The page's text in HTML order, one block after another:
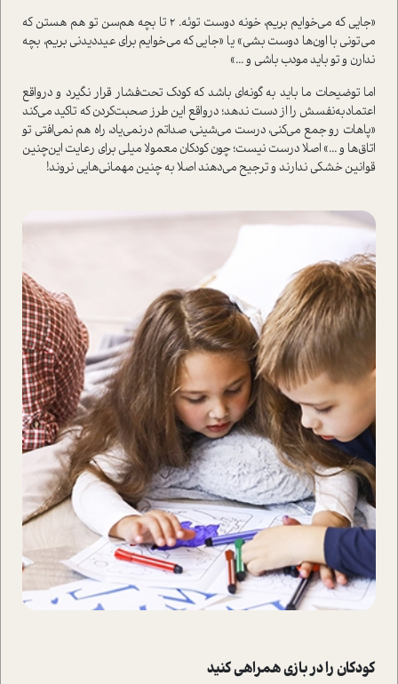
«جايي كه مي‌خوايم بريم، خونه دوست تو‌ئه‌. 2 تا بچه هم‌سن تو هم هستن كه
مي‌توني با اون‌ها دوست بشی» یا «جايي كه مي‌خوايم براي عيد‌ديدني بريم، بچه
ندارن و تو بايد مودب باشي و ...»
اما توضيحات ما بايد به گونه‌اي باشد كه كودك تحت‌فشار قرار نگيرد و در‌واقع
اعتماد‌به‌نفسش را از دست ندهد؛ در‌واقع این طرز صحبت‌کردن که تاکید می‌کند
«پاهات رو جمع مي‌كني‌، در‌ست مي‌شيني‌، صداتم درنمي‌ياد‌، راه هم نمي‌افتي تو
اتاق‌ها و ...» اصلا درست نیست؛ چون‌ كودكان‌ معمولا ميلي براي رعايت‌ اين‌چنين
قوانين خشكي ندارند و ترجيح مي‌دهند اصلا به چنين مهماني‌هايي نروند!
كودكان را در بازي همراهي كنيد